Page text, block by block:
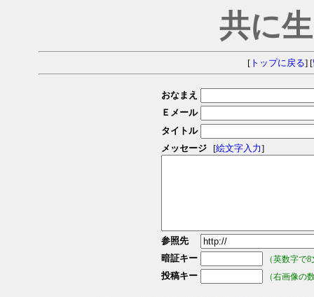
共に
[トップに戻る] [
おなまえ
Ｅメール
タイトル
メッセージ
[絵文字入力]
参照先
暗証キー
（英数字で
投稿キー （右画像の